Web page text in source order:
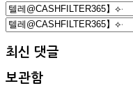
Search
for:
Search
최신 댓글
보관함